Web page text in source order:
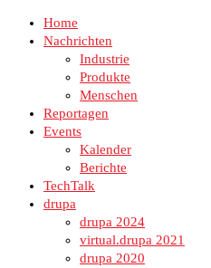
Home
Nachrichten
Industrie
Produkte
Menschen
Reportagen
Events
Kalender
Berichte
TechTalk
drupa
drupa 2024
virtual.drupa 2021
drupa 2020